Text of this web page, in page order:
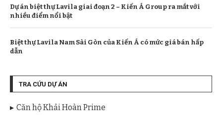
Dự án biệt thự Lavila giai đoạn 2 – Kiến Á Group ra mắt với
nhiều điểm nổi bật
Biệt thự Lavila Nam Sài Gòn của Kiến Á có mức giá bán hấp
dẫn
TRA CỨU DỰ ÁN
Căn hộ Khải Hoàn Prime